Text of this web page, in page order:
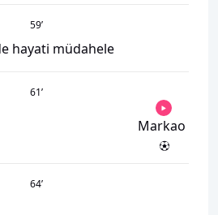
59’
hayati müdahele
61’
Markao
64’